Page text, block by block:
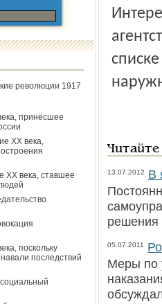
революции 1917
принёсшее
ХХ века,
ХХ века, ставшее
поскольку
последствий
13.07.2012
В
решения
05.07.2011
Меры по